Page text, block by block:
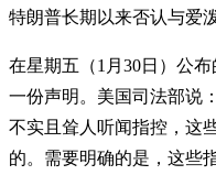
特朗普长期以来否认与爱
在星期五（1月30日）公
一份声明。美国司法部说
不实且耸人听闻指控，这
的。需要明确的是，这些